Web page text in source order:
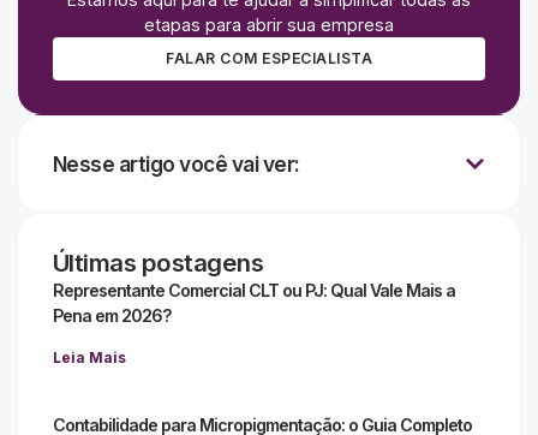
etapas para abrir sua empresa
FALAR COM ESPECIALISTA
Nesse artigo você vai ver:
Últimas postagens
Representante Comercial CLT ou PJ: Qual Vale Mais a
Pena em 2026?
Leia Mais
Contabilidade para Micropigmentação: o Guia Completo